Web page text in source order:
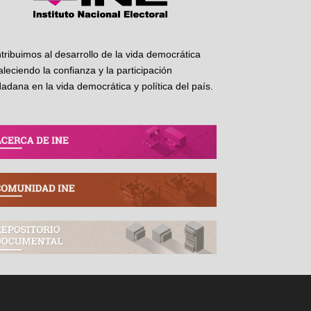
al desarrollo de la vida democrática
la confianza y la participación
en la vida democrática y política del país.